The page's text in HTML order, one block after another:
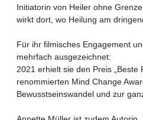
Initiatorin von Heiler ohne
wirkt dort, wo Heilung am
Für ihr filmisches Engagement
mehrfach ausgezeichnet:
2021 erhielt sie den Preis
renommierten Mind Change
Bewusstseinswandel und zur